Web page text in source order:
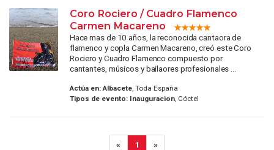
Coro Rociero / Cuadro Flamenco
Carmen Macareno
Hace mas de 10 años, la reconocida cantaora de
flamenco y copla Carmen Macareno, creó este Coro
Rociero y Cuadro Flamenco compuesto por
cantantes, músicos y bailaores profesionales ...
Actúa en: Albacete, Toda España
Tipos de evento: Inauguracion, Cóctel
« 1 »